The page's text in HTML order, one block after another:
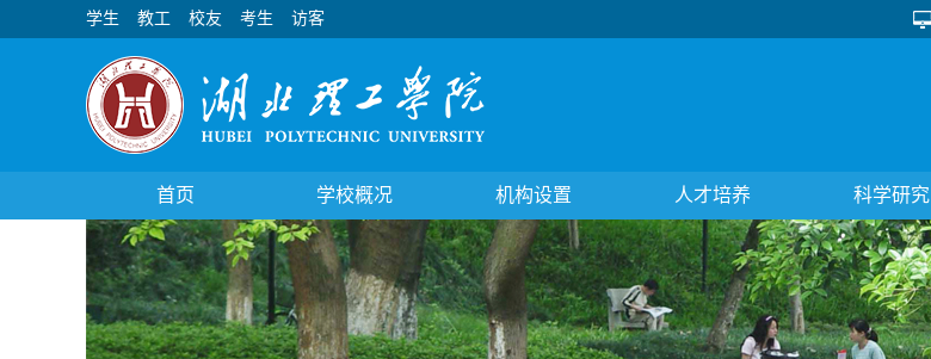
学生 教工 校友 考生 访客
首页 学校概况 机构设置 人才培养 科学研究